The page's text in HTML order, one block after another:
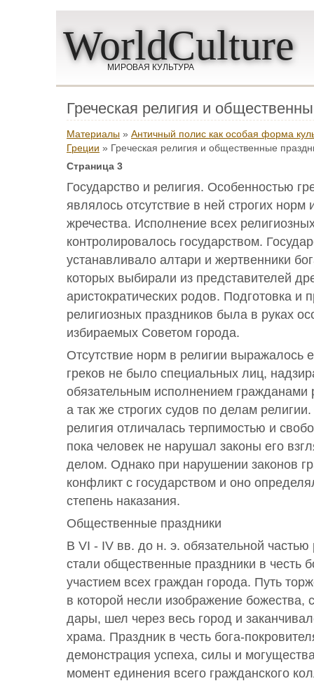
WorldCulture
МИРОВАЯ КУЛЬТУРА
Греческая религия и
Материалы » Античный полис как особая форма
Греции » Греческая религия и общественные
Страница 3
Государство и религия. Особенностью
являлось отсутствие в ней строгих норм
жречества. Исполнение всех
контролировалось государством.
устанавливало алтари и жертвенники
которых выбирали из представителей
аристократических родов. Подготовка и
религиозных праздников была в руках
избираемых Советом города.
Отсутствие норм в религии выражалось
греков не было специальных лиц,
обязательным исполнением гражданами
а так же строгих судов по делам религии.
религия отличалась терпимостью и
пока человек не нарушал законы его
делом. Однако при нарушении законов
конфликт с государством и оно
степень наказания.
Общественные праздники
В VI - IV вв. до н. э. обязательной частью
стали общественные праздники в честь
участием всех граждан города. Путь
в которой несли изображение
дары, шел через весь город и
храма. Праздник в честь бога-
демонстрация успеха, силы и
момент единения всего гражданского